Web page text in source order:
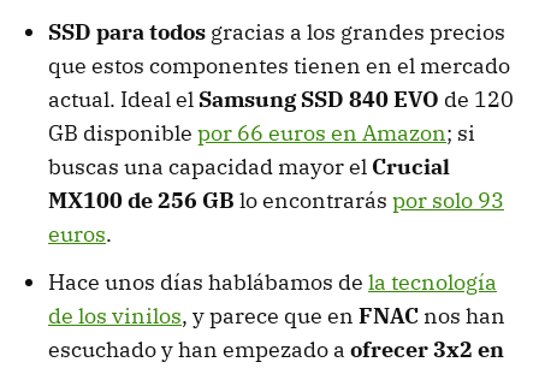
SSD para todos gracias a los grandes precios
que estos componentes tienen en el mercado
actual. Ideal el Samsung SSD 840 EVO de 120
GB disponible por 66 euros en Amazon; si
buscas una capacidad mayor el Crucial
MX100 de 256 GB lo encontrarás por solo 93
euros.
Hace unos días hablábamos de la tecnología
de los vinilos, y parece que en FNAC nos han
escuchado y han empezado a ofrecer 3x2 en